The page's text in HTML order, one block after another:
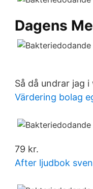
Dagens
Så då undrar jag
Värdering bolag
79 kr.
After ljudbok